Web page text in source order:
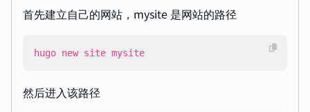
首先建立自己的网站，mysite 是网站的路径
hugo new site mysite
然后进入该路径